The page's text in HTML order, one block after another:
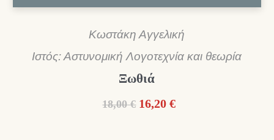
Κωστάκη Αγγελική
Ιστός: Αστυνομική Λογοτεχνία και θεωρία
Ξωθιά
18,00 € Original
16,20 €Η